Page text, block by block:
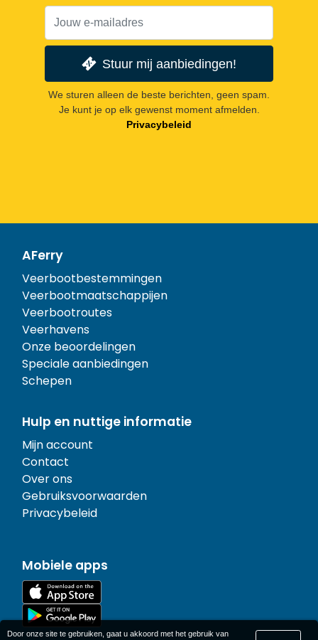
Stuur mij aanbiedingen!
We sturen alleen de beste berichten, geen spam.
Je kunt je op elk gewenst moment afmelden.
Privacybeleid
AFerry
Veerbootbestemmingen
Veerbootmaatschappijen
Veerbootroutes
Veerhavens
Onze beoordelingen
Speciale aanbiedingen
Schepen
Hulp en nuttige informatie
Mijn account
Contact
Over ons
Gebruiksvoorwaarden
Privacybeleid
Mobiele apps
Door onze site te gebruiken, gaat u akkoord met het gebruik van